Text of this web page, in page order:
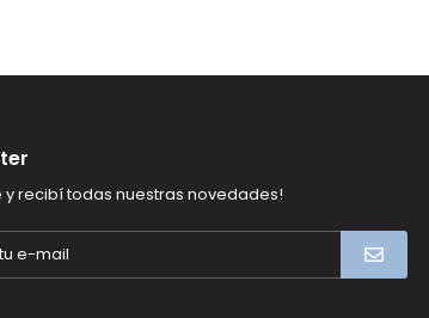
y recibí todas nuestras novedades!